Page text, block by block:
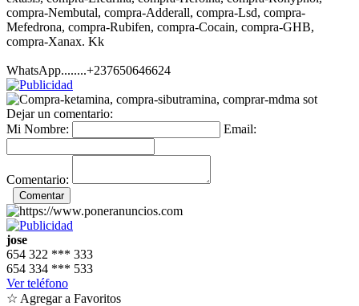
compra-Nembutal, compra-Adderall, compra-Lsd, compra-
Mefedrona, compra-Rubifen, compra-Cocain, compra-GHB,
compra-Xanax. Kk
WhatsApp........+237650646624
Dejar un comentario:
Mi Nombre:
Email:
Comentario:
jose
654 322 *** 333
654 334 *** 533
Ver teléfono
☆ Agregar a Favoritos